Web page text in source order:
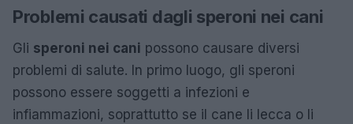
Problemi causati dagli speroni nei cani
Gli speroni nei cani possono causare diversi
problemi di salute. In primo luogo, gli speroni
possono essere soggetti a infezioni e
infiammazioni, soprattutto se il cane li lecca o li